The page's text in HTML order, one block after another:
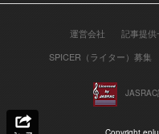
運営会社 記事提供
SPICER（ライター）募集